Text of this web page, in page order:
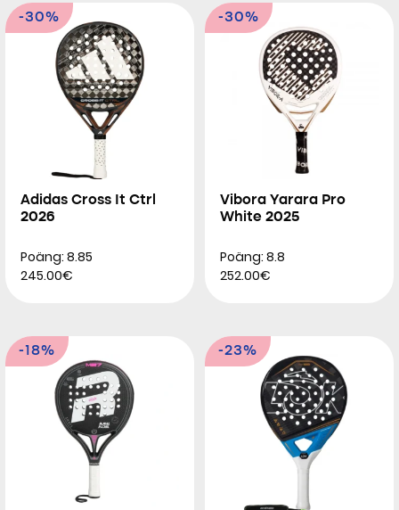
-30%
Adidas Cross It Ctrl
2026
Poäng: 8.85
245.00€
-30%
Vibora Yarara Pro
White 2025
Poäng: 8.8
252.00€
-18% -23%